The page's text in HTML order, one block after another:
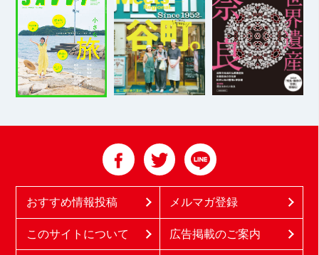
おすすめ情報投稿 メルマガ登録
このサイトについて 広告掲載のご案内